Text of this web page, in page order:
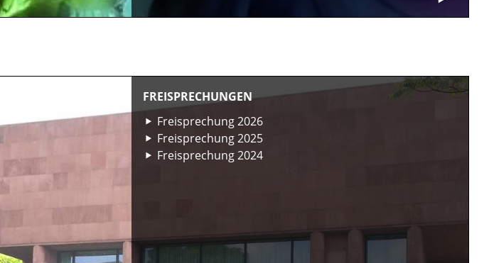
FREISPRECHUNGEN
Freisprechung 2026
Freisprechung 2025
Freisprechung 2024